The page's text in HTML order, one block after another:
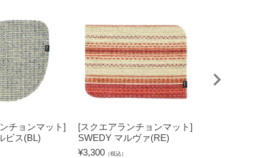
チョンマット]
ビス(BL)
[スクエアランチョンマット]
SWEDY マルヴァ(RE)
¥3,300 （税込）